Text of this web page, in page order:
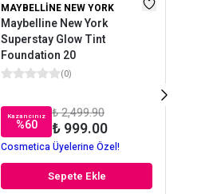
MAYBELLINE NEW YORK
Maybelline New York
Superstay Glow Tint
Foundation 20
(0)
Kazancınız
%60
₺ 2,499.90
₺ 999.00
Cosmetica Üyelerine Özel!
Sepete Ekle